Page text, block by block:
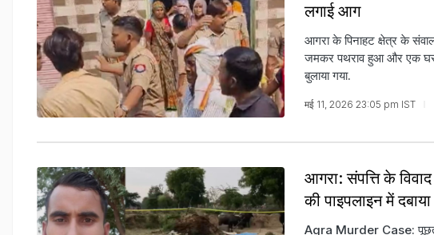
लगाई आग
आगरा के पिनाहट क्षेत्र के
जमकर पथराव हुआ और एक घर
बुलाया गया.
मई 11, 2026 23:05 pm IST
आगरा: संपत्ति के
की पाइपलाइन में
Agra Murder Case: